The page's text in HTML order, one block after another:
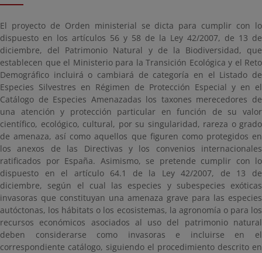
El proyecto de Orden ministerial se dicta para cumplir con lo
dispuesto en los artículos 56 y 58 de la Ley 42/2007, de 13 de
diciembre, del Patrimonio Natural y de la Biodiversidad, que
establecen que el Ministerio para la Transición Ecológica y el Reto
Demográfico incluirá o cambiará de categoría en el Listado de
Especies Silvestres en Régimen de Protección Especial y en el
Catálogo de Especies Amenazadas los taxones merecedores de
una atención y protección particular en función de su valor
científico, ecológico, cultural, por su singularidad, rareza o grado
de amenaza, así como aquellos que figuren como protegidos en
los anexos de las Directivas y los convenios internacionales
ratificados por España. Asimismo, se pretende cumplir con lo
dispuesto en el artículo 64.1 de la Ley 42/2007, de 13 de
diciembre, según el cual las especies y subespecies exóticas
invasoras que constituyan una amenaza grave para las especies
autóctonas, los hábitats o los ecosistemas, la agronomía o para los
recursos económicos asociados al uso del patrimonio natural
deben considerarse como invasoras e incluirse en el
correspondiente catálogo, siguiendo el procedimiento descrito en